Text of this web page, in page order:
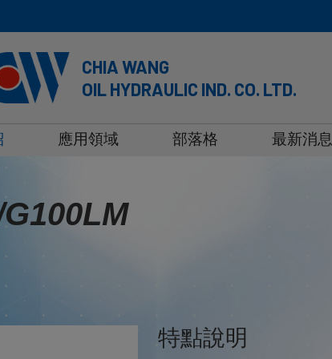
CHIA WANG
OIL HYDRAULIC IND. CO. LTD.
應用領域 部落格 最新消息
特點說明